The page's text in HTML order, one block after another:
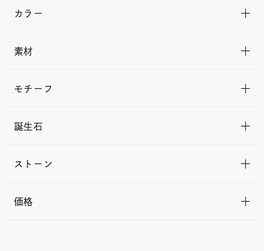
カラー
素材
モチーフ
誕生石
ストーン
価格